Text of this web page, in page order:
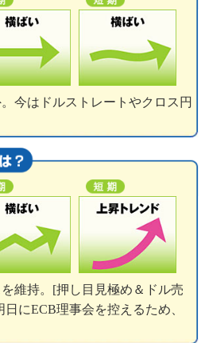
今はドルストレートやクロス円
維持。[押し目見極め＆ドル売
にECB理事会を控えるため、